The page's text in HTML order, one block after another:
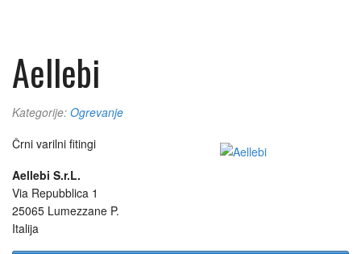
Aellebi
Kategorije: Ogrevanje
Črni varilni fitingi
Aellebi S.r.L.
Via Repubblica 1
25065 Lumezzane P.
Italija